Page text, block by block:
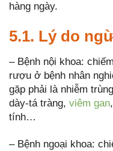
hàng ngày.
5.1. Lý do
– Bệnh nội khoa:
rượu ở bệnh nhân
gặp phải là nhiễm
dày-tá tràng, viêm gan,
tính…
– Bệnh ngoại khoa: